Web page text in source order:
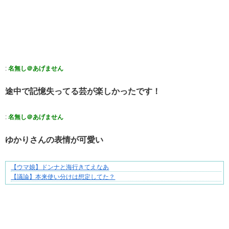
: 名無し＠あげません
途中で記憶失ってる芸が楽しかったです！
: 名無し＠あげません
ゆかりさんの表情が可愛い
三十路女子の仕事と恋、その先にあった本音
【ウマ娘】ドンナと海行きてえなあ
【議論】本来使い分けは想定してた？